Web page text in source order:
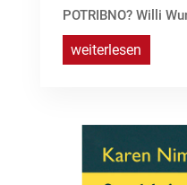
POTRIBNO? Willi
weiterlesen